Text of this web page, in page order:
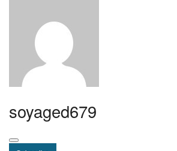
soyaged679